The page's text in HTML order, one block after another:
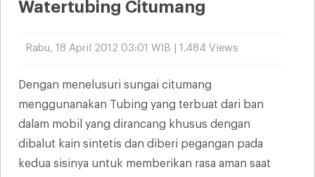
Watertubing Citumang
Rabu, 18 April 2012 03:01 WIB | 1.484 Views
Dengan menelusuri sungai citumang
menggunanakan Tubing yang terbuat dari ban
dalam mobil yang dirancang khusus dengan
dibalut kain sintetis dan diberi pegangan pada
kedua sisinya untuk memberikan rasa aman saat